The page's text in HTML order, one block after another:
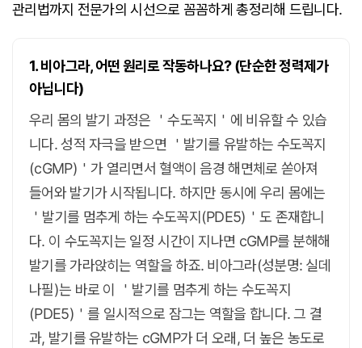
관리법까지 전문가의 시선으로 꼼꼼하게 총정리해 드립니다.
1. 비아그라, 어떤 원리로 작동하나요? (단순한 정력제가
아닙니다)
우리 몸의 발기 과정은 ＇수도꼭지＇에 비유할 수 있습
니다. 성적 자극을 받으면 ＇발기를 유발하는 수도꼭지
(cGMP)＇가 열리면서 혈액이 음경 해면체로 쏟아져
들어와 발기가 시작됩니다. 하지만 동시에 우리 몸에는
＇발기를 멈추게 하는 수도꼭지(PDE5)＇도 존재합니
다. 이 수도꼭지는 일정 시간이 지나면 cGMP를 분해해
발기를 가라앉히는 역할을 하죠. 비아그라(성분명: 실데
나필)는 바로 이 ＇발기를 멈추게 하는 수도꼭지
(PDE5)＇를 일시적으로 잠그는 역할을 합니다. 그 결
과, 발기를 유발하는 cGMP가 더 오래, 더 높은 농도로